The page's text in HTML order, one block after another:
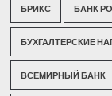
БРИКС БАНК
БУХГАЛТЕРСКИЕ
ВСЕМИРНЫЙ БАНК